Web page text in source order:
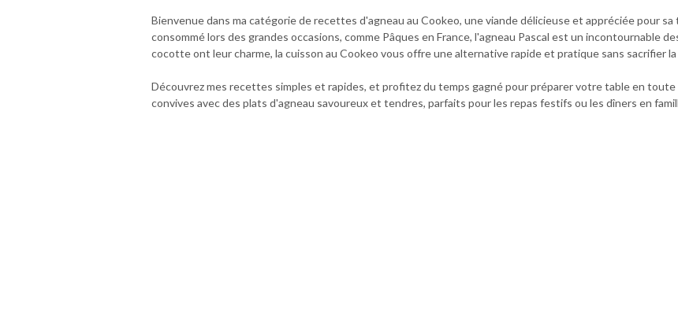
Bienvenue dans ma catégorie de recettes d'agneau au Cookeo, une viande délicieuse et appréciée pour
consommé lors des grandes occasions, comme Pâques en France, l'agneau Pascal est un incontournable
cocotte ont leur charme, la cuisson au Cookeo vous offre une alternative rapide et pratique sans sacrifier
Découvrez mes recettes simples et rapides, et profitez du temps gagné pour préparer votre table en
convives avec des plats d'agneau savoureux et tendres, parfaits pour les repas festifs ou les dîners en